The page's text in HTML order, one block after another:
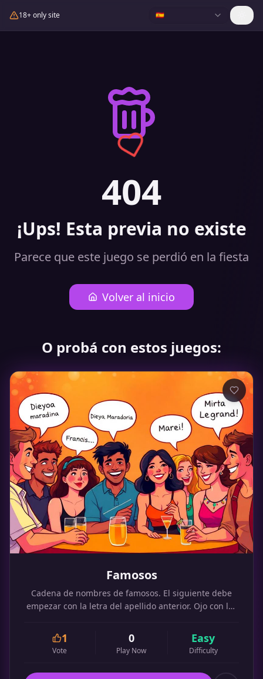
18+ only site 🇪🇸
404
¡Ups! Esta previa no existe
Parece que este juego se perdió en la fiesta
Volver al inicio
O probá con estos juegos:
Famosos
Cadena de nombres de famosos. El siguiente debe
empezar con la letra del apellido anterior. Ojo con las
1
Vote
0
Play Now
Easy
Difficulty